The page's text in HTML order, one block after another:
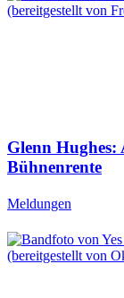
Glenn Hughes:
Bühnenrente
Meldungen